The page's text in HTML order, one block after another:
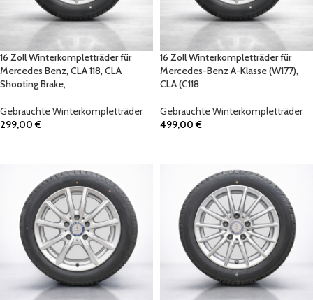
16 Zoll Winterkompletträder für
Mercedes Benz, CLA 118, CLA
Shooting Brake,
Gebrauchte Winterkompletträder
299,00€
16 Zoll Winterkompletträder für
Mercedes-Benz A-Klasse (W177),
CLA (C118
Gebrauchte Winterkompletträder
499,00€